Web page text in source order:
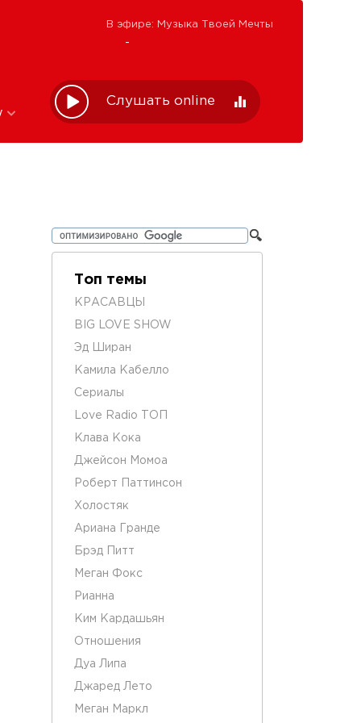
В эфире: Музыка Твоей Мечты
Слушать online
Топ темы
КРАСАВЦЫ
BIG LOVE SHOW
Эд Ширан
Камила Кабелло
Сериалы
Love Radio ТОП
Клава Кока
Джейсон Момоа
Роберт Паттинсон
Холостяк
Ариана Гранде
Брэд Питт
Меган Фокс
Рианна
Ким Кардашьян
Отношения
Дуа Липа
Джаред Лето
Меган Маркл